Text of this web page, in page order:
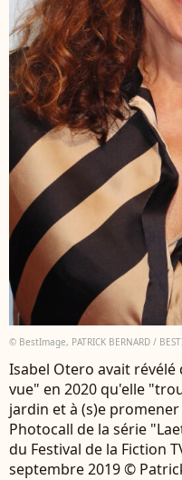
© BestImage, PATRICK BERNARD /
Isabel Otero avait
vue" en 2020 qu'elle
jardin et à (s)e
Photocall de la série
du Festival de la Fiction
septembre 2019 ©